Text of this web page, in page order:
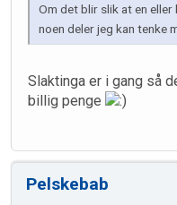
Om det blir slik at en
noen deler jeg kan tenke
Slaktinga er i gang så
billig penge
Pelskebab